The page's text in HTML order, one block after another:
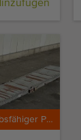
Besonders wettbewerbsfähiger Preis